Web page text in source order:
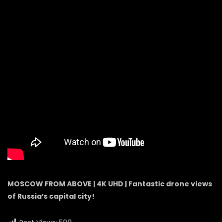
MOSCOW FROM ABOVE | 4K UHD | Fantastic drone views
of Russia’s capital city!